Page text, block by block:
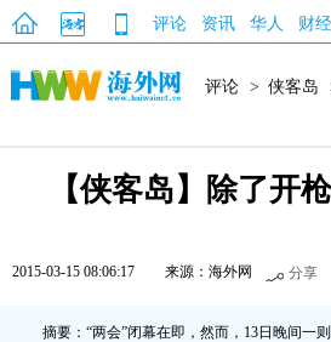
评论 资讯 华人 财经
评论 > 侠客岛
【侠客岛】除了开
2015-03-15 08:06:17 来源：海外网 分享
摘要：“两会”闭幕在即，然而，13日晚间一